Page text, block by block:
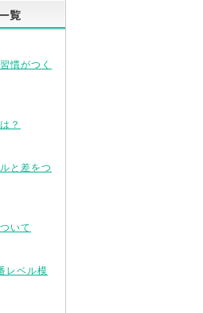
慣がつく
？
と差をつ
いて
レベル模